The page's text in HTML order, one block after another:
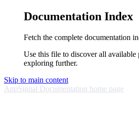
Documentation Index
Fetch the complete documentation
Use this file to discover all available
exploring further.
Skip to main content
AppSignal Documentation home page